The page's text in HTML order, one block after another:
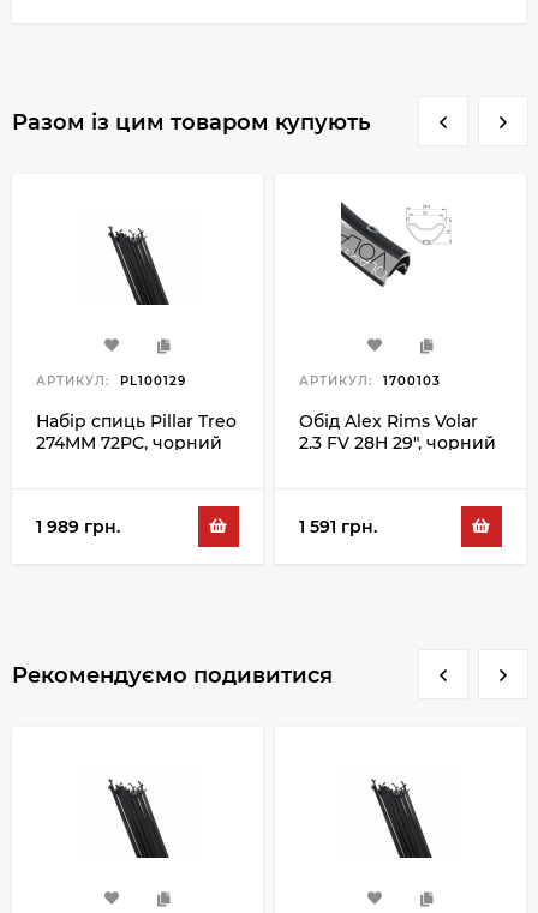
Разом із цим товаром купують
АРТИКУЛ: PL100129
Набір спиць Pillar Treo
274MM 72PC, чорний
1 989 грн.
АРТИКУЛ: 1700103
Обід Alex Rims Volar
2.3 FV 28H 29", чорний
1 591 грн.
Рекомендуємо подивитися